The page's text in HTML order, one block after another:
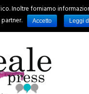
RUBRICHE SPORT
Inoltre forniamo
Accetto Leggi